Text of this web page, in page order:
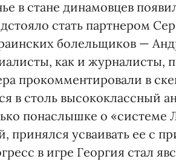
в стане динамовцев
стать партнером
болельщиков —
как и журналисты,
прокомментировали в
в столь высококлассный
понаслышке о «системе
принялся усваивать ее с
в игре Георгия стал